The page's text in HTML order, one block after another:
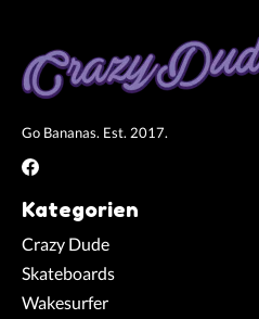
Go Bananas. Est. 2017.
Kategorien
Crazy Dude
Skateboards
Wakesurfer